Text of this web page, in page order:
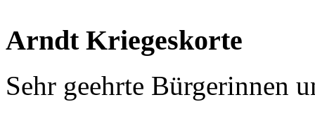
Arndt Kriegeskorte
Sehr geehrte Bürgerinnen